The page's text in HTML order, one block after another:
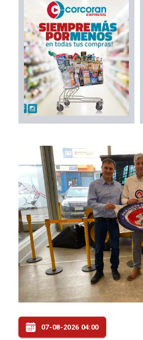
07-08-2026 04:00